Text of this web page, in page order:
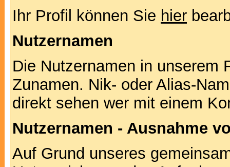
Ihr Profil können Sie hier
Nutzernamen
Die Nutzernamen in unserem
Zunamen. Nik- oder Alias-
direkt sehen wer mit einem
Nutzernamen - Ausnahme
Auf Grund unseres